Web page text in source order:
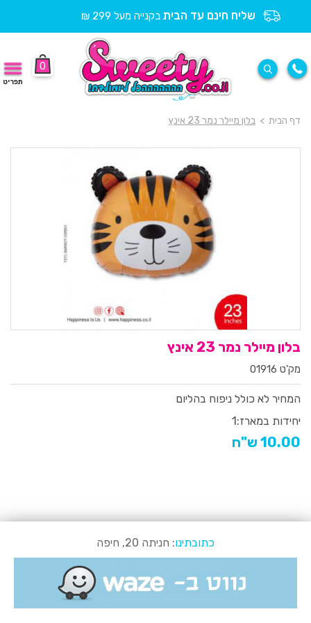
שליח חינם עד הבית בקנייה מעל 299 ₪
0
תפריט
דף הבית > בלון מיילר נמר 23 אינץ
בלון מיילר נמר 23 אינץ
מק'ט 01916
המחיר לא כולל ניפוח בהליום
יחידות במארז:1
10.00 ש"ח
כתובתינו: חניתה 20, חיפה